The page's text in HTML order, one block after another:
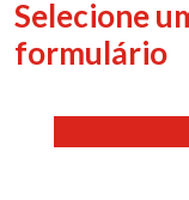
Selecione
formulário